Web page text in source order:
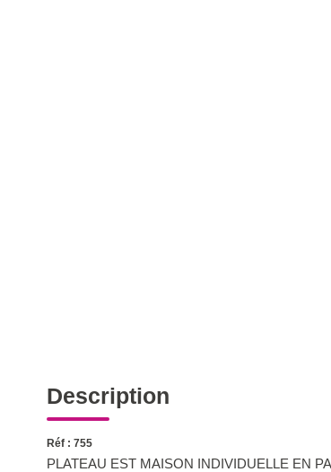
Description
Réf : 755
PLATEAU EST MAISON INDIVIDUELLE EN